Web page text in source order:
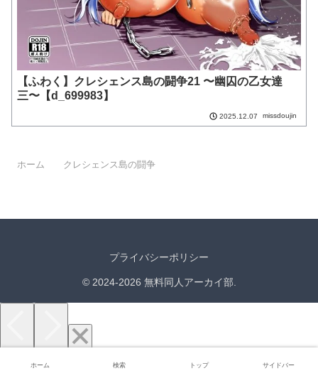
【ふわく】クレシェンス島の闘争21 〜幽囚の乙女達
三〜【d_699983】
2025.12.07 missdoujin
ホーム クレシェンス島の闘争
プライバシーポリシー
© 2024-2026 無料同人アーカイ部.
ホーム 検索 トップ サイドバー